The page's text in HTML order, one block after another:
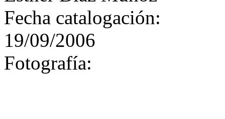
Fecha catalogación:
19/09/2006
Fotografía: